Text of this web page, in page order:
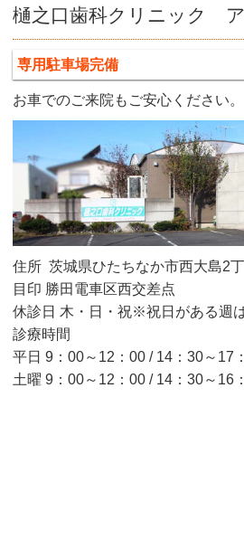
樋之口歯科クリニック
専用駐車場完備
お車でのご来院もご安心ください。
住所 茨城県ひたちなか市西大島2
目印 勝田電車区西交差点
休診日 木・日・祝※祝日がある週
診療時間
平日 9：00～12：00 / 14：30～17
土曜 9：00～12：00 / 14：30～16